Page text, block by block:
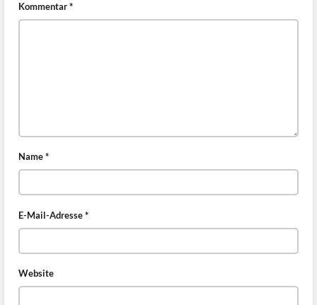
Kommentar*
Name*
E-Mail-Adresse*
Website